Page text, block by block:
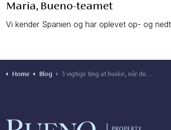
Maria, Bueno-teamet
Vi kender Spanien og har oplevet op- og
Home Blog 3 vigtige ting at huske, når du køber en ejendom i Spanien